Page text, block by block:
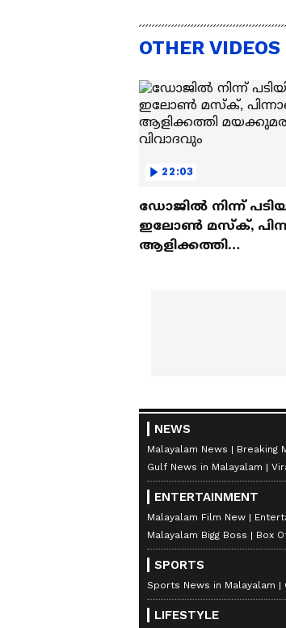
OTHER VIDEOS
22:03
ഡോജിൽ നിന്ന്
ഇലോൺ മസ്ക്,
ആളിക്കത്തി
NEWS
Malayalam News Breaking
Gulf News in Malayalam
ENTERTAINMENT
Malayalam Film New
Malayalam Bigg Boss
Box
SPORTS
Sports News in Malayalam
LIFESTYLE